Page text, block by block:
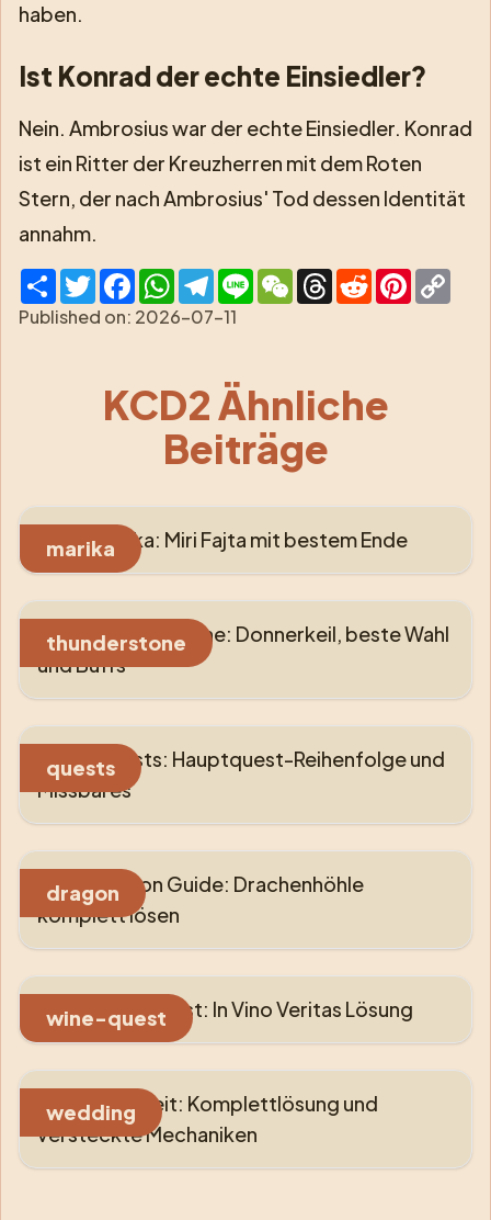
haben.
Ist Konrad der echte Einsiedler?
Nein. Ambrosius war der echte Einsiedler. Konrad
ist ein Ritter der Kreuzherren mit dem Roten
Stern, der nach Ambrosius' Tod dessen Identität
annahm.
ShareTwitterFacebookWhatsApp
Telegram
Line WeChatThreads
RedditPinterest
Published on: 2026-07-11
KCD2 Ähnliche
Beiträge
marika
KCD2 Marika: Miri Fajta mit bestem Ende
thunderstone
KCD2 Thunderstone: Donnerkeil, beste Wahl
und Buffs
quests
KCD2 Quests: Hauptquest-Reihenfolge und
Missbares
dragon
KCD2 Dragon Guide: Drachenhöhle
komplett lösen
wine-quest
KCD2 Wine Quest: In Vino Veritas Lösung
wedding
KCD2 Hochzeit: Komplettlösung und
versteckte Mechaniken